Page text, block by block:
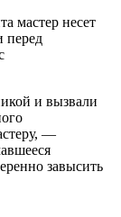
мастер несет
перед
и вызвали
—
завысить